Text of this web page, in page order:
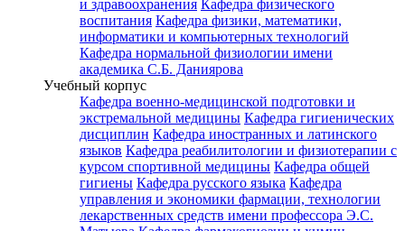
и здравоохранения Кафедра физического
воспитания Кафедра физики, математики,
информатики и компьютерных технологий
Кафедра нормальной физиологии имени
академика С.Б. Даниярова
Учебный корпус
Кафедра военно-медицинской подготовки и
экстремальной медицины Кафедра гигиенических
дисциплин Кафедра иностранных и латинского
языков Кафедра реабилитологии и физиотерапии с
курсом спортивной медицины Кафедра общей
гигиены Кафедра русского языка Кафедра
управления и экономики фармации, технологии
лекарственных средств имени профессора Э.С.